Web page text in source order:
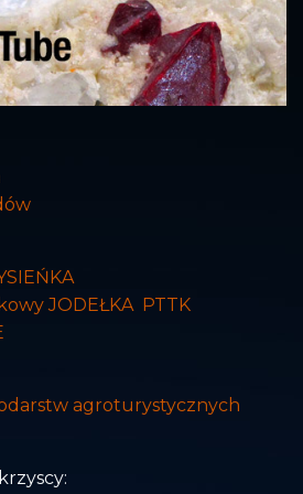
JODEŁKA PTTK
agroturystycznych